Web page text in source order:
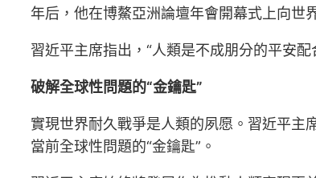
年后，他在博鰲亞洲論壇年會開幕式上向世
習近平主席指出，“人類是不成朋分的平安
破解全球性問題的“金鑰匙”
實現世界耐久戰爭是人類的夙愿。習近平主
當前全球性問題的“金鑰匙”。